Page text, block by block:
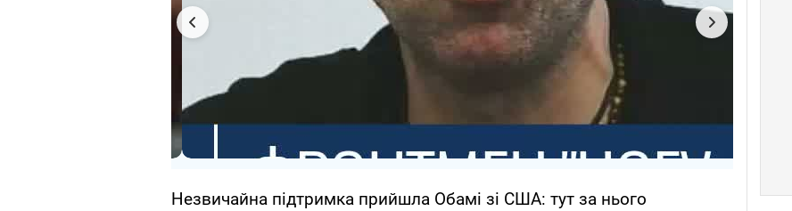
Незвичайна підтримка прийшла Обамі зі США: тут за нього